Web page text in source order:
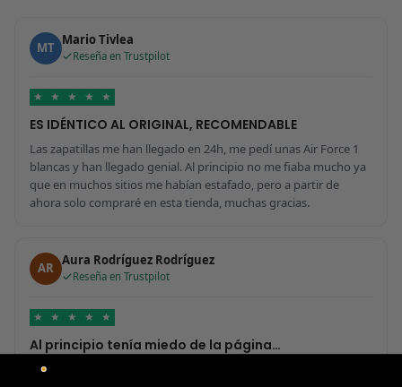
MT Mario Tivlea
Reseña en Trustpilot
★ ★ ★ ★ ★
ES IDÉNTICO AL ORIGINAL, RECOMENDABLE
Las zapatillas me han llegado en 24h, me pedí unas Air Force 1
blancas y han llegado genial. Al principio no me fiaba mucho ya
que en muchos sitios me habían estafado, pero a partir de
ahora solo compraré en esta tienda, muchas gracias.
AR Aura Rodríguez Rodríguez
Reseña en Trustpilot
★ ★ ★ ★ ★
Al principio tenía miedo de la página…
Al principio tenía miedo de la página por si era una estafa, pero